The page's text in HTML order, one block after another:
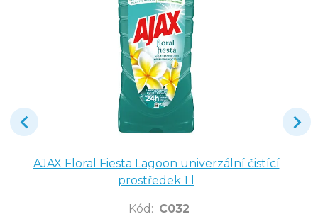
AJAX Floral Fiesta Lagoon univerzální čistící
prostředek 1 l
Kód : C032